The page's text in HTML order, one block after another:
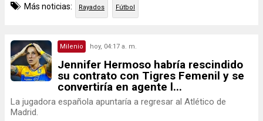
Más noticias: Rayados Fútbol
Milenio hoy, 04:17 a. m.
Jennifer Hermoso habría rescindido
su contrato con Tigres Femenil y se
convertiría en agente l...
La jugadora española apuntaría a regresar al Atlético de
Madrid.